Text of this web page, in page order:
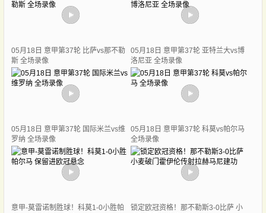
05月18日 意甲第37轮 比萨vs那不勒
斯 全场录像
05月18日 意甲第37轮 亚特兰大vs博
洛尼亚 全场录像
05月18日 意甲第37轮 国际米兰vs维
罗纳 全场录像
05月18日 意甲第37轮 科莫vs帕尔马
全场录像
意甲-莫雷诺制胜球！科莫1-0小胜帕
锁定欧冠资格！那不勒斯3-0比萨 小